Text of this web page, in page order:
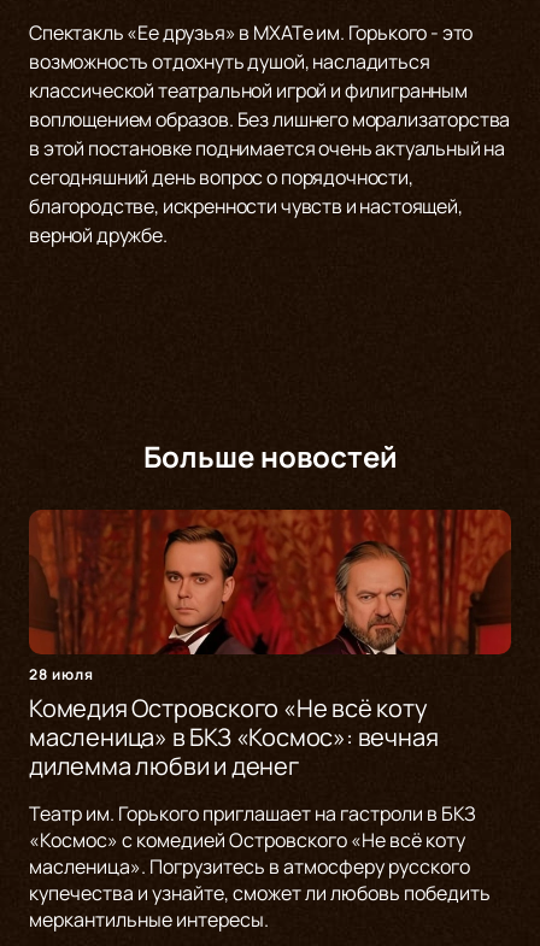
Спектакль «Ее друзья» в МХАТе им. Горького - это
возможность отдохнуть душой, насладиться
классической театральной игрой и филигранным
воплощением образов. Без лишнего морализаторства
в этой постановке поднимается очень актуальный на
сегодняшний день вопрос о порядочности,
благородстве, искренности чувств и настоящей,
верной дружбе.
Больше новостей
28 июля
Комедия Островского «Не всё коту
масленица» в БКЗ «Космос»: вечная
дилемма любви и денег
Театр им. Горького приглашает на гастроли в БКЗ
«Космос» с комедией Островского «Не всё коту
масленица». Погрузитесь в атмосферу русского
купечества и узнайте, сможет ли любовь победить
меркантильные интересы.